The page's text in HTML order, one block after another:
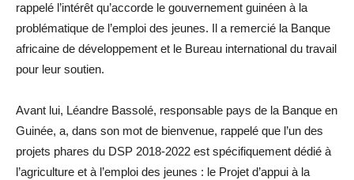
rappelé l’intérêt qu’accorde le gouvernement guinéen à la
problématique de l’emploi des jeunes. Il a remercié la Banque
africaine de développement et le Bureau international du travail
pour leur soutien.
Avant lui, Léandre Bassolé, responsable pays de la Banque en
Guinée, a, dans son mot de bienvenue, rappelé que l’un des
projets phares du DSP 2018-2022 est spécifiquement dédié à
l’agriculture et à l’emploi des jeunes : le Projet d’appui à la